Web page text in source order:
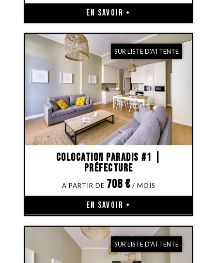
EN SAVOIR +
SUR LISTE D'ATTENTE
Colocation Paradis #1 |
Préfecture
708€
EN SAVOIR +
SUR LISTE D'ATTENTE